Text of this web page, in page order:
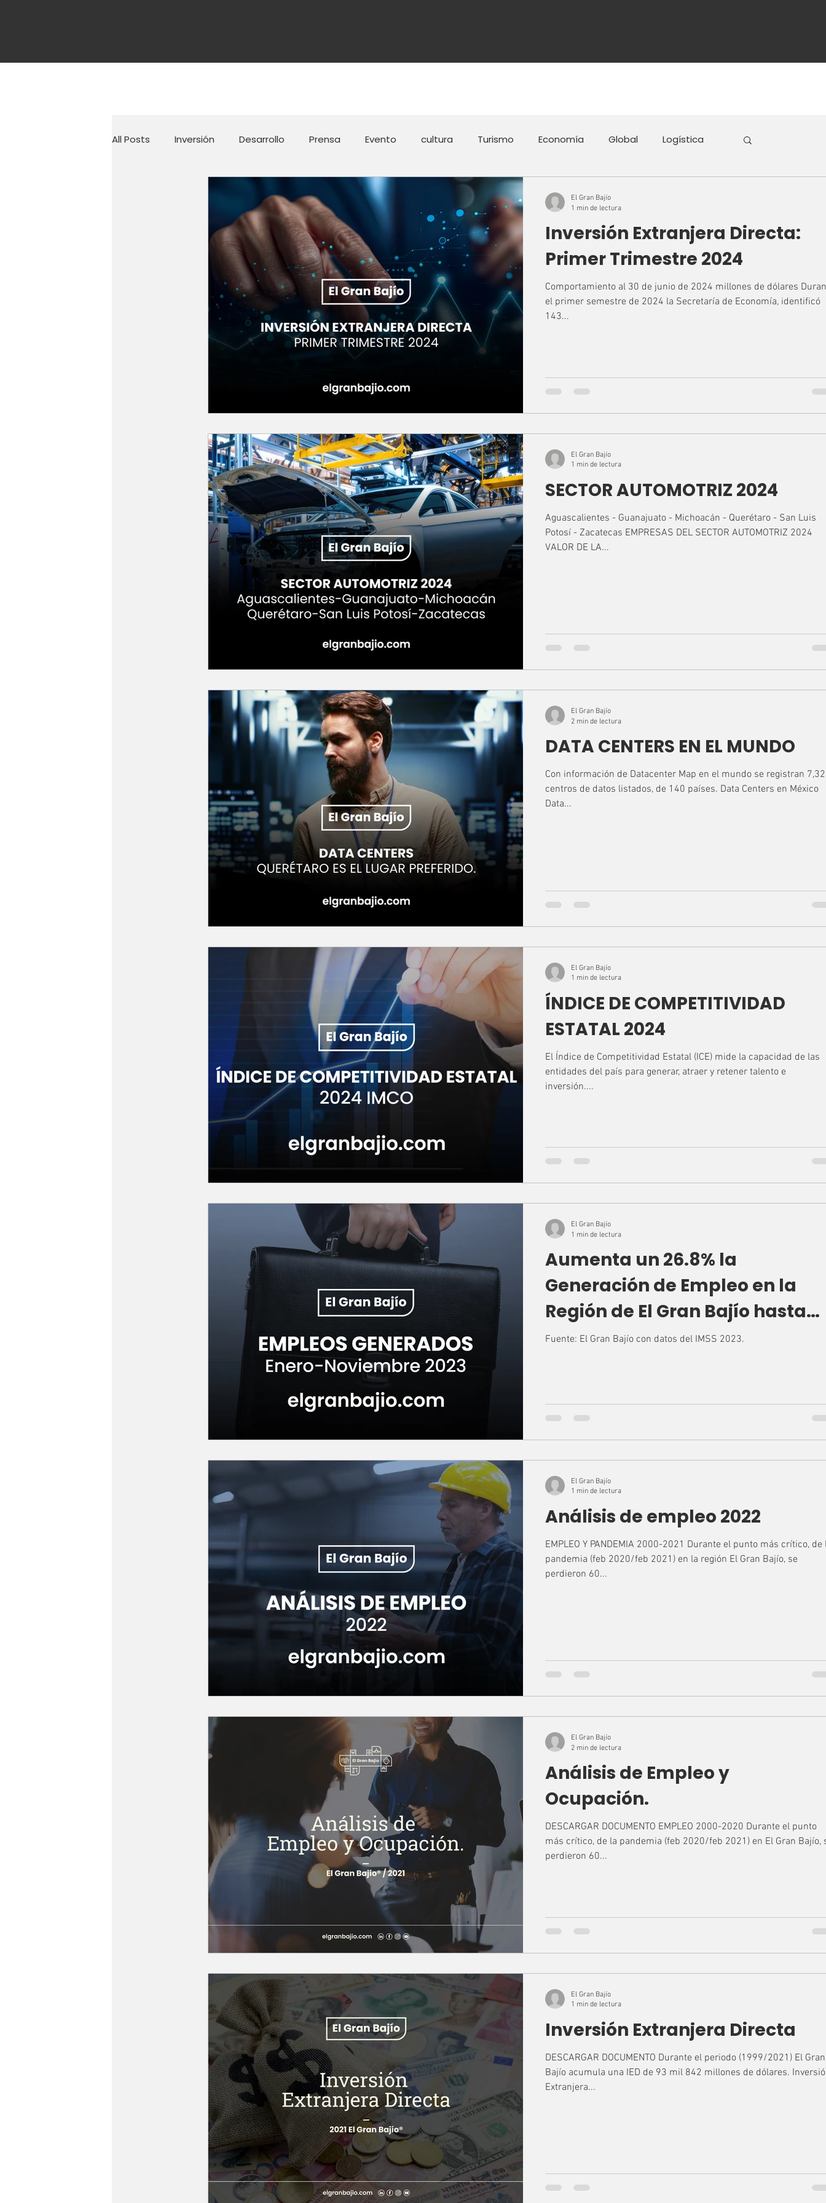
All Posts Inversión Desarrollo Prensa Evento cultura Turismo Economía Global Logística
Documentos económicos Reportes Manufactura
Inversión Extranjera Directa:
Primer Trimestre 2024
Comportamiento al 30 de junio de 2024 millones de dólares
el primer semestre de 2024 la Secretaría de Economía, identificó
143...
El Gran Bajío
1 min de lectura
SECTOR AUTOMOTRIZ 2024
Aguascalientes - Guanajuato - Michoacán - Querétaro - San Luis
Potosí - Zacatecas EMPRESAS DEL SECTOR AUTOMOTRIZ 2024
VALOR DE LA...
El Gran Bajío
1 min de lectura
DATA CENTERS EN EL MUNDO
Con información de Datacenter Map en el mundo se registran
centros de datos listados, de 140 países. Data Centers en México
Data...
El Gran Bajío
2 min de lectura
ÍNDICE DE COMPETITIVIDAD
ESTATAL 2024
El Índice de Competitividad Estatal (ICE) mide la capacidad de las
entidades del país para generar, atraer y retener talento e
inversión....
El Gran Bajío
1 min de lectura
Aumenta un 26.8% la
Generación de Empleo en la
Región de El Gran Bajío hasta
nov 2023.
Fuente: El Gran Bajío con datos del IMSS 2023.
El Gran Bajío
1 min de lectura
Análisis de empleo 2022
EMPLEO Y PANDEMIA 2000-2021 Durante el punto más crítico, de
pandemia (feb 2020/feb 2021) en la región El Gran Bajío, se
perdieron 60...
El Gran Bajío
1 min de lectura
Análisis de Empleo y
Ocupación.
DESCARGAR DOCUMENTO EMPLEO 2000-2020 Durante el punto
más crítico, de la pandemia (feb 2020/feb 2021) en El Gran Bajío,
perdieron 60...
El Gran Bajío
2 min de lectura
Inversión Extranjera Directa
DESCARGAR DOCUMENTO Durante el periodo (1999/2021) El Gran
Bajío acumula una IED de 93 mil 842 millones de dólares.
Extranjera...
El Gran Bajío
1 min de lectura